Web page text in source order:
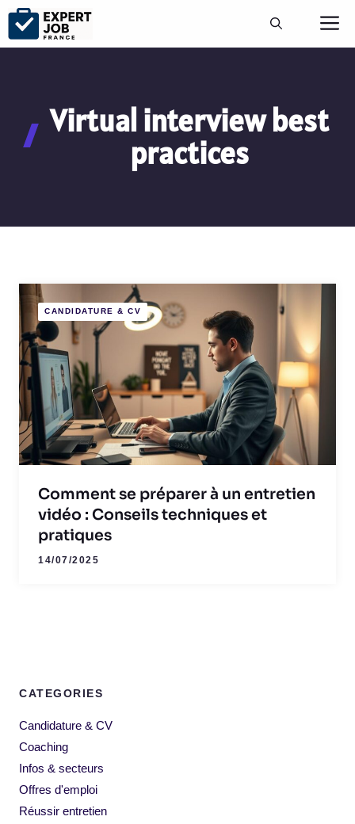
Aller
contenu
Virtual interview best
practices
CANDIDATURE & CV
Comment se préparer à un entretien
vidéo : Conseils techniques et
pratiques
14/07/2025
CATEGORIES
Candidature & CV
Coaching
Infos & secteurs
Offres d'emploi
Réussir entretien